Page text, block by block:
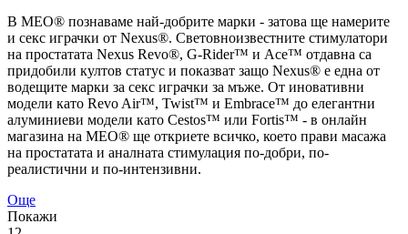
В MEO® познаваме най-добрите марки - затова ще намерите
и секс играчки от Nexus®. Световноизвестните стимулатори
на простатата Nexus Revo®, G-Rider™ и Ace™ отдавна са
придобили култов статус и показват защо Nexus® е една от
водещите марки за секс играчки за мъже. От иновативни
модели като Revo Air™, Twist™ и Embrace™ до елегантни
алуминиеви модели като Cestos™ или Fortis™ - в онлайн
магазина на MEO® ще откриете всичко, което прави масажа
на простатата и аналната стимулация по-добри, по-
реалистични и по-интензивни.
Още
Покажи